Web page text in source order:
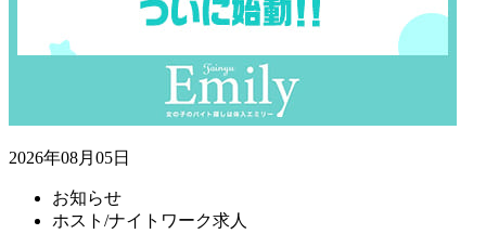
2026年08月05日
お知らせ
ホスト/ナイトワーク求人